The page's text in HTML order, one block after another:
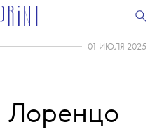
01 ИЮЛЯ 2025
Лоренцо